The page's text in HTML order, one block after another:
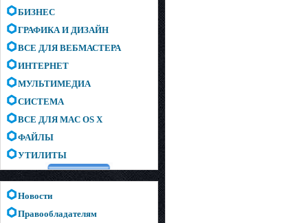
БИЗНЕС
ГРАФИКА И ДИЗАЙН
ВСЕ ДЛЯ ВЕБМАСТЕРА
ИНТЕРНЕТ
МУЛЬТИМЕДИА
СИСТЕМА
ВСЕ ДЛЯ MAC OS X
ФАЙЛЫ
УТИЛИТЫ
Новости
Правообладателям